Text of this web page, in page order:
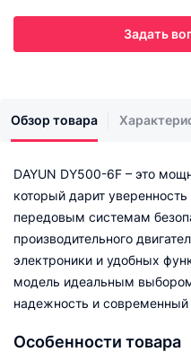
Задать
Обзор товара
DAYUN DY500-6F – это
который дарит
передовым системам
производительного
электроники и удобных
модель идеальным
надежность и современный
Особенности товара